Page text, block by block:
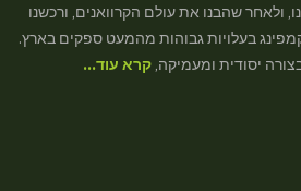
ולאחר שהבנו את עולם הקרוואנים, ורכשנו
קמפינג בעלויות גבוהות מהמעט ספקים בארץ.
יסודית ומעמיקה, קרא עוד…